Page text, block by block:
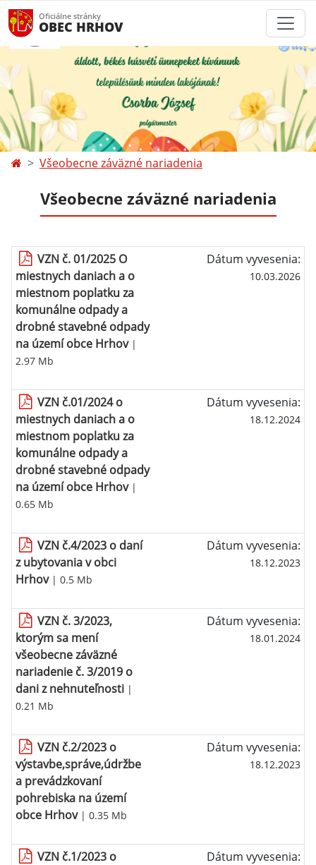
Oficiálne stránky
OBEC HRHOV
Všeobecne záväzné nariadenia
Všeobecne záväzné nariadenia
VZN č. 01/2025 O
miestnych daniach a o
miestnom poplatku za
komunálne odpady a
drobné stavebné odpady
na území obce Hrhov|
2.97 Mb
Dátum vyvesenia:
10.03.2026
VZN č.01/2024 o
miestnych daniach a o
miestnom poplatku za
komunálne odpady a
drobné stavebné odpady
na území obce Hrhov|
0.65 Mb
Dátum vyvesenia:
18.12.2024
VZN č.4/2023 o daní
z ubytovania v obci
Hrhov| 0.5 Mb
Dátum vyvesenia:
18.12.2023
VZN č. 3/2023,
ktorým sa mení
všeobecne záväzné
nariadenie č. 3/2019 o
dani z nehnuteľnosti |
0.21 Mb
Dátum vyvesenia:
18.01.2024
VZN č.2/2023 o
výstavbe,správe,údržbe
a prevádzkovaní
pohrebiska na území
obce Hrhov| 0.35 Mb
Dátum vyvesenia:
18.12.2023
VZN č.1/2023 o
Dátum vyvesenia: